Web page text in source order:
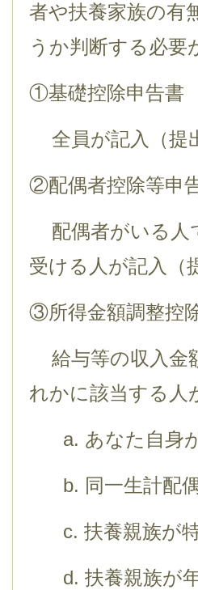
者や扶養家族の有
うか判断する必要
①基礎控除申告書
全員が記入（提
②配偶者控除等申
配偶者がいる人
受ける人が記入（
③所得金額調整控
給与等の収入金
れかに該当する人
a. あなた自身
b. 同一生計配偶
c. 扶養親族が特
d. 扶養親族が年